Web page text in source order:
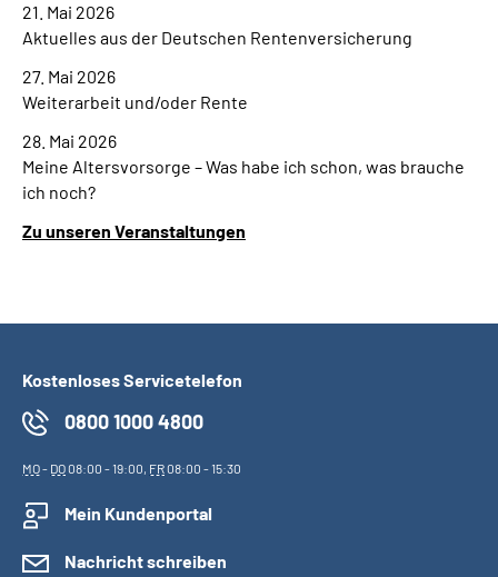
21. Mai 2026
Aktuelles aus der Deutschen Rentenversicherung
27. Mai 2026
Weiterarbeit und/oder Rente
28. Mai 2026
Meine Altersvorsorge – Was habe ich schon, was brauche
ich noch?
Zu unseren Veranstaltungen
Kostenloses Servicetelefon
0800 1000 4800
MO- DO08:00 - 19:00, FR08:00 - 15:30
Mein Kundenportal
Nachricht schreiben